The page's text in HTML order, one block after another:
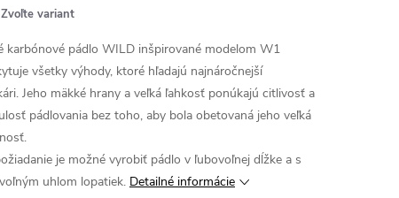
Zvoľte variant
karbónové pádlo WILD inšpirované modelom W1
všetky výhody, ktoré hľadajú najnáročnejší
Jeho mäkké hrany a veľká ľahkosť ponúkajú citlivosť a
pádlovania bez toho, aby bola obetovaná jeho veľká
je možné vyrobiť pádlo v ľubovoľnej dĺžke a s
uhlom lopatiek. Detailné informácie